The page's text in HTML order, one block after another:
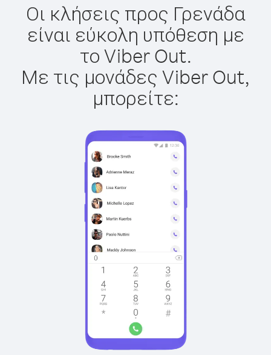
Οι κλήσεις προς Γρενάδα
είναι εύκολη υπόθεση με
το Viber Out.
Με τις μονάδες Viber Out,
μπορείτε: